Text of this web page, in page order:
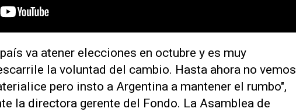
va atener elecciones en octubre y es muy
la voluntad del cambio. Hasta ahora no vemos
pero insto a Argentina a mantener el rumbo",
la directora gerente del Fondo. La Asamblea de